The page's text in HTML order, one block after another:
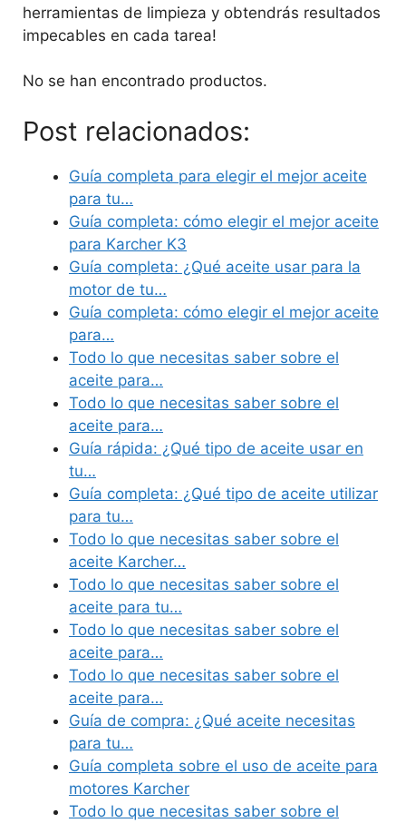
herramientas de limpieza y obtendrás resultados
impecables en cada tarea!
No se han encontrado productos.
Post relacionados:
Guía completa para elegir el mejor aceite
para tu…
Guía completa: cómo elegir el mejor aceite
para Karcher K3
Guía completa: ¿Qué aceite usar para la
motor de tu…
Guía completa: cómo elegir el mejor aceite
para…
Todo lo que necesitas saber sobre el
aceite para…
Todo lo que necesitas saber sobre el
aceite para…
Guía rápida: ¿Qué tipo de aceite usar en
tu…
Guía completa: ¿Qué tipo de aceite utilizar
para tu…
Todo lo que necesitas saber sobre el
aceite Karcher…
Todo lo que necesitas saber sobre el
aceite para tu…
Todo lo que necesitas saber sobre el
aceite para…
Todo lo que necesitas saber sobre el
aceite para…
Guía de compra: ¿Qué aceite necesitas
para tu…
Guía completa sobre el uso de aceite para
motores Karcher
Todo lo que necesitas saber sobre el